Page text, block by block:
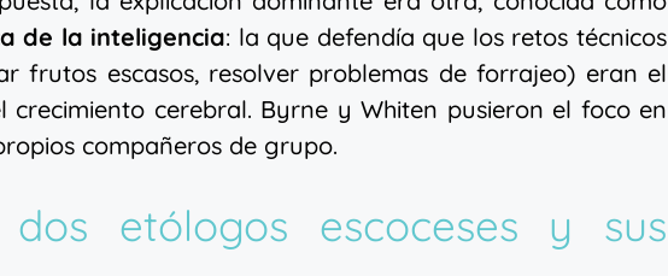
de la inteligencia: la que defendía que los retos técnicos
frutos escasos, resolver problemas de forrajeo) eran el
crecimiento cerebral. Byrne y Whiten pusieron el foco en
compañeros de grupo.
dos etólogos escoceses y sus